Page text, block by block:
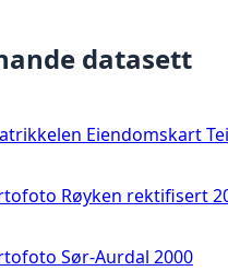
datasett
Eiendomskart
Røyken rektifisert
Sør-Aurdal 2000